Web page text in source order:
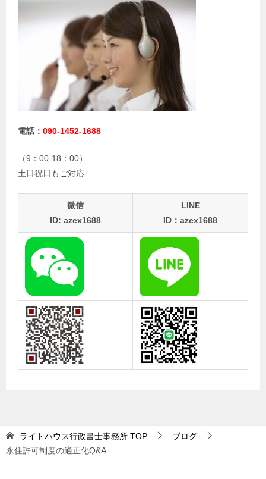
電話： 090-1452-1688
（9：00-18：00）
土日祝日もご対応
微信
ID: azex1688
LINE
ID：azex1688
ライトハウス行政書士事務所 TOP
ブログ
永住許可制度の適正化Q&A